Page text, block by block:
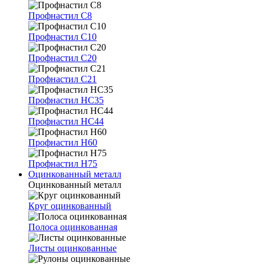
Профнастил С8
Профнастил С10
Профнастил С20
Профнастил С21
Профнастил НС35
Профнастил НС44
Профнастил Н60
Профнастил Н75
Оцинкованный металл
Оцинкованный металл
Круг оцинкованный
Полоса оцинкованная
Листы оцинкованные